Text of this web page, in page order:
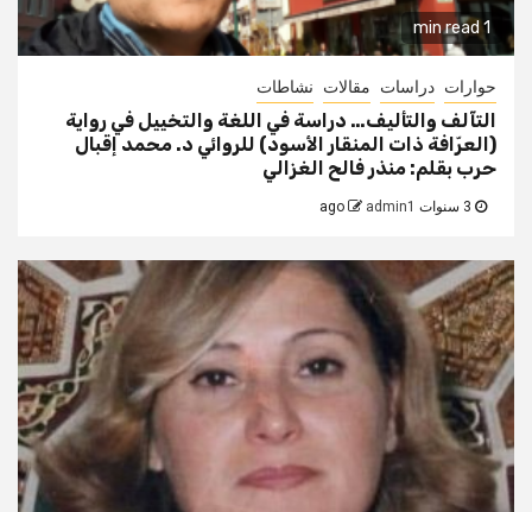
1 min read
حوارات دراسات مقالات نشاطات
التآلف والتأليف… دراسة في اللغة والتخييل في رواية
(العرّافة ذات المنقار الأسود) للروائي د. محمد إقبال
حرب بقلم: منذر فالح الغزالي
admin1